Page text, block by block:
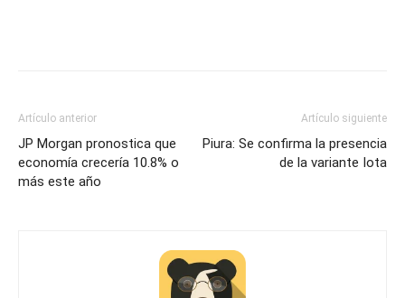
Artículo anterior
JP Morgan pronostica que
economía crecería 10.8% o
más este año
Artículo siguiente
Piura: Se confirma la presencia
de la variante Iota